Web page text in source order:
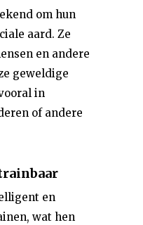
om hun
aard. Ze
en andere
geweldige
in
of andere
en
wat hen